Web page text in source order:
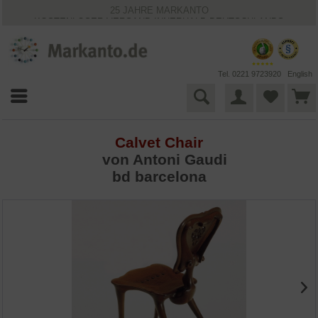
25 JAHRE MARKANTO
KOSTENLOSER VERSAND INNERHALB DEUTSCHLANDS
VIELFÄLTIGE ZAHLUNGSMÖGLICHKEITEN
BESTPRICE-GARANTIE
Tel. 0221 9723920 English
Calvet Chair
von Antoni Gaudi
bd barcelona